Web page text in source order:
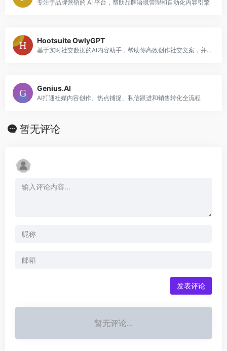
专注于品牌营销的 AI 平台，帮助品牌语境管理和自动化内容引擎
Hootsuite OwlyGPT
基于实时社交数据的AI内容助手，帮助你高效创作社交文案，并进行策略规划，让品牌声音始终统一。
Genius.AI
AI打通社媒内容创作、热点捕捉、私信跟进和销售转化全流程
暂无评论
发表评论
暂无评论...